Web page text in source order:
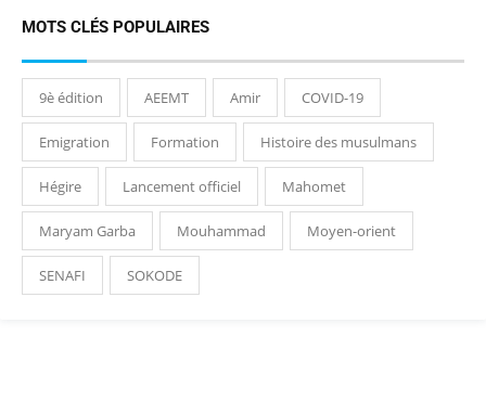
MOTS CLÉS POPULAIRES
9è édition AEEMT Amir COVID-19
Emigration Formation Histoire des musulmans
Hégire Lancement officiel Mahomet
Maryam Garba Mouhammad Moyen-orient
SENAFI SOKODE